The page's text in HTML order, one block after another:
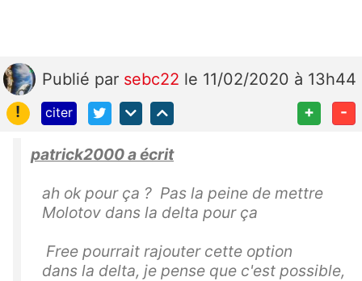
Publié par sebc22 le 11/02/2020 à 13h44
!
citer + -
patrick2000 a écrit
ah ok pour ça ? Pas la peine de mettre
Molotov dans la delta pour ça
Free pourrait rajouter cette option
dans la delta, je pense que c'est possible,